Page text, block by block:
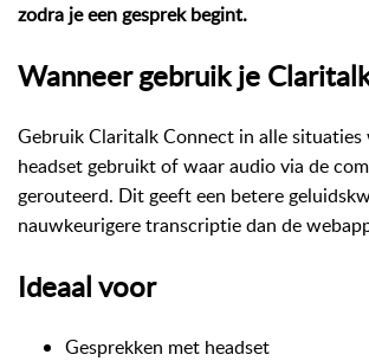
zodra je een gesprek begint.
Wanneer gebruik je
Gebruik Claritalk Connect in alle situaties
headset gebruikt of waar audio via de
gerouteerd. Dit geeft een betere
nauwkeurigere transcriptie dan de
Ideaal voor
Gesprekken met headset